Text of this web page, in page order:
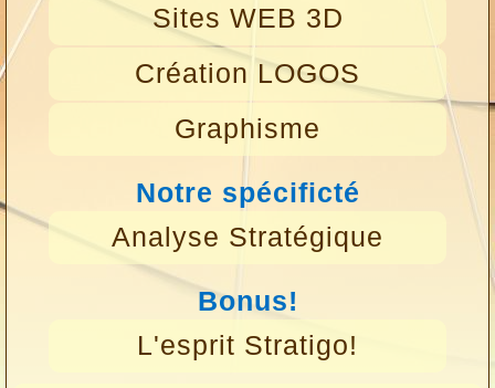
Sites WEB 3D
Création LOGOS
Graphisme
Notre spécificté
Analyse Stratégique
Bonus!
L'esprit Stratigo!